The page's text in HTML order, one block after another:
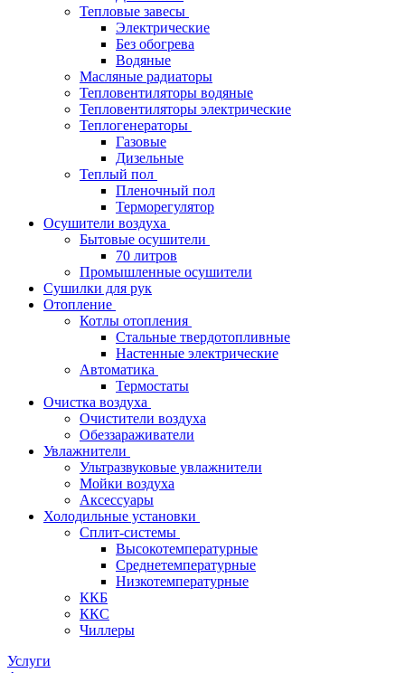
Тепловые завесы
Электрические
Без обогрева
Водяные
Масляные радиаторы
Тепловентиляторы водяные
Тепловентиляторы электрические
Теплогенераторы
Газовые
Дизельные
Теплый пол
Пленочный пол
Терморегулятор
Осушители воздуха
Бытовые осушители
70 литров
Промышленные осушители
Сушилки для рук
Отопление
Котлы отопления
Стальные твердотопливные
Настенные электрические
Автоматика
Термостаты
Очистка воздуха
Очистители воздуха
Обеззараживатели
Увлажнители
Ультразвуковые увлажнители
Мойки воздуха
Аксессуары
Холодильные установки
Сплит-системы
Высокотемпературные
Среднетемпературные
Низкотемпературные
ККБ
ККС
Чиллеры
Услуги